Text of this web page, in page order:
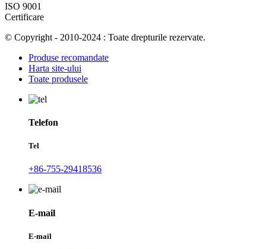
ISO 9001
Certificare
© Copyright - 2010-2024 : Toate drepturile rezervate.
Produse recomandate
Harta site-ului
Toate produsele
Telefon
Tel
+86-755-29418536
E-mail
E-mail